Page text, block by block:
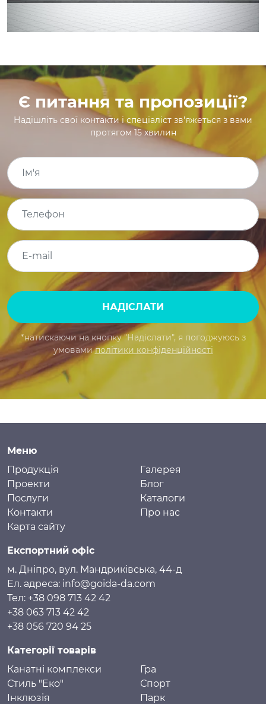
Є питання та пропозиції?
Надішліть свої контакти і спеціаліст зв'яжеться з вами
протягом 15 хвилин
НАДІСЛАТИ
*натискаючи на кнопку "Надіслати", я погоджуюсь з
умовамиполітики конфіденційності
Меню
Продукція
Галерея
Проекти
Блог
Послуги
Каталоги
Контакти
Про нас
Карта сайту
Експортний офіс
м. Дніпро, вул. Мандриківська, 44-д
Ел. адреса: info@goida-da.com
Тел: +38 098 713 42 42
+38 063 713 42 42
+38 056 720 94 25
Категорії товарів
Канатні комплекси
Гра
Стиль "Еко"
Спорт
Інклюзія
Парк